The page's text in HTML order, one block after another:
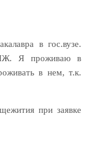
в гос.вузе.
Я проживаю в
в нем, т.к.
при заявке